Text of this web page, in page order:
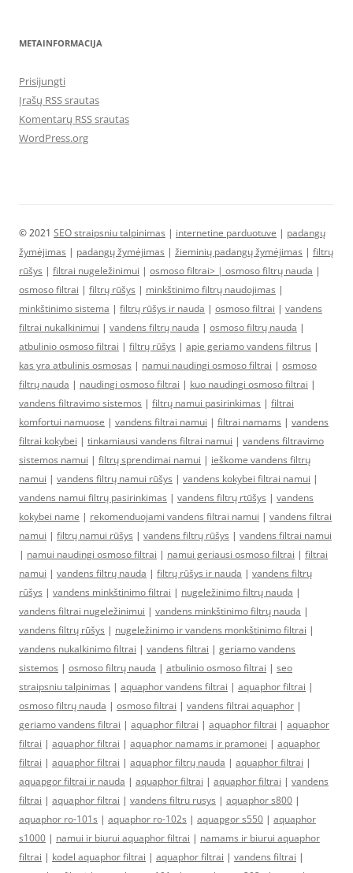
METAINFORMACIJA
Prisijungti
Įrašų RSS srautas
Komentarų RSS srautas
WordPress.org
© 2021 SEO straipsniu talpinimas | internetine parduotuve | padangų
žymėjimas | padangų žymėjimas | žieminių padangų žymėjimas | filtrų
rūšys | filtrai nugeležinimui | osmoso filtrai> | osmoso filtrų nauda |
osmoso filtrai | filtrų rūšys | minkštinimo filtrų naudojimas |
minkštinimo sistema | filtrų rūšys ir nauda | osmoso filtrai | vandens
filtrai nukalkinimui | vandens filtrų nauda | osmoso filtrų nauda |
atbulinio osmoso filtrai | filtrų rūšys | apie geriamo vandens filtrus |
kas yra atbulinis osmosas | namui naudingi osmoso filtrai | osmoso
filtrų nauda | naudingi osmoso filtrai | kuo naudingi osmoso filtrai |
vandens filtravimo sistemos | filtrų namui pasirinkimas | filtrai
komfortui namuose | vandens filtrai namui | filtrai namams | vandens
filtrai kokybei | tinkamiausi vandens filtrai namui | vandens filtravimo
sistemos namui | filtrų sprendimai namui | ieškome vandens filtrų
namui | vandens filtrų namui rūšys | vandens kokybei filtrai namui |
vandens namui filtrų pasirinkimas | vandens filtrų rtūšys | vandens
kokybei name | rekomenduojami vandens filtrai namui | vandens filtrai
namui | filtrų namui rūšys | vandens filtrų rūšys | vandens filtrai namui
| namui naudingi osmoso filtrai | namui geriausi osmoso filtrai | filtrai
namui | vandens filtrų nauda | filtrų rūšys ir nauda | vandens filtrų
rūšys | vandens minkštinimo filtrai | nugeležinimo filtrų nauda |
vandens filtrai nugeležinimui | vandens minkštinimo filtrų nauda |
vandens filtrų rūšys | nugeležinimo ir vandens monkštinimo filtrai |
vandens nukalkinimo filtrai | vandens filtrai | geriamo vandens
sistemos | osmoso filtrų nauda | atbulinio osmoso filtrai | seo
straipsniu talpinimas | aquaphor vandens filtrai | aquaphor filtrai |
osmoso filtrų nauda | osmoso filtrai | vandens filtrai aquaphor |
geriamo vandens filtrai | aquaphor filtrai | aquaphor filtrai | aquaphor
filtrai | aquaphor filtrai | aquaphor namams ir pramonei | aquaphor
filtrai | aquaphor filtrai | aquaphor filtrų nauda | aquaphor filtrai |
aquapgor filtrai ir nauda | aquaphor filtrai | aquaphor filtrai | vandens
filtrai | aquaphor filtrai | vandens filtru rusys | aquaphor s800 |
aquaphor ro-101s | aquaphor ro-102s | aquapgor s550 | aquaphor
s1000 | namui ir biurui aquaphor filtrai | namams ir biurui aquaphor
filtrai | kodel aquaphor filtrai | aquaphor filtrai | vandens filtrai |